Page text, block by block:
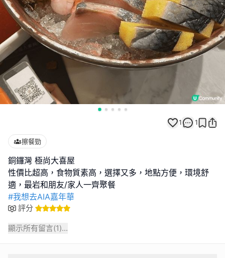
1 1
擦餐勁
銅鑼灣 極尚大喜屋
性價比超高，食物質素高，選擇又多，地點方便，環境舒
#我想去AIA嘉年華
評分
顯示所有留言(1)...